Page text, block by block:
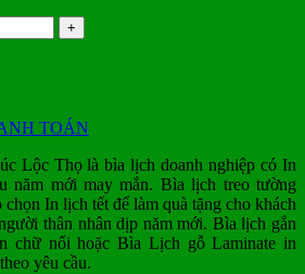
TOÁN
Lộc Thọ là bìa lịch doanh nghiệp có In
năm mới may mắn. Bìa lịch treo tường
In lịch tết để làm quà tặng cho khách
thân nhân dịp năm mới. Bìa lịch gắn
chữ nổi hoặc Bìa Lịch gỗ Laminate in
yêu cầu.